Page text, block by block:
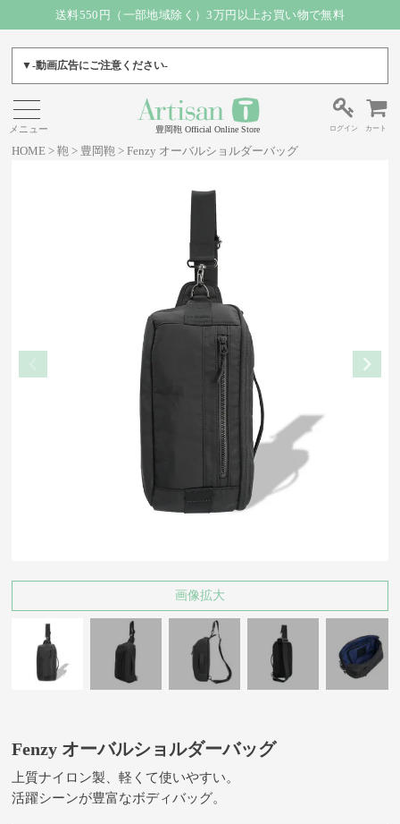
送料550円（一部地域除く）3万円以上お買い物で無料
▼-動画広告にご注意ください-
豊岡鞄 Official Online Store ログイン カート
HOME 鞄 豊岡鞄 Fenzy オーバルショルダーバッグ
画像拡大
Fenzy オーバルショルダーバッグ
上質ナイロン製、軽くて使いやすい。
活躍シーンが豊富なボディバッグ。